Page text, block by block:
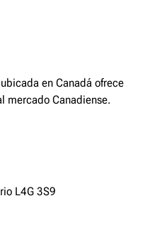
en Canadá ofrece
mercado Canadiense.
L4G 3S9